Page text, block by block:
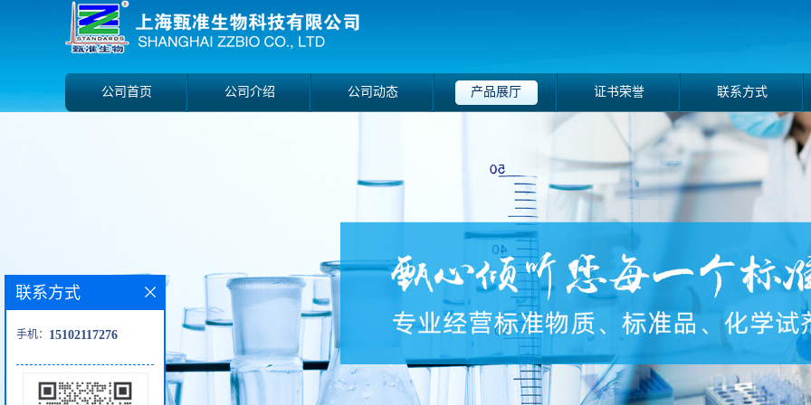
公司首页 公司介绍 公司动态 产品展厅 证书荣誉 联系方式
联系方式
手机： 15102117276